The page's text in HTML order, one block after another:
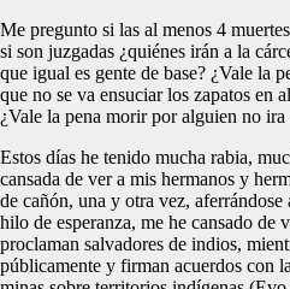
Me pregunto si las al menos 4
si son juzgadas ¿quiénes irán a la
que igual es gente de base? ¿Vale la
que no se va ensuciar los zapatos en
¿Vale la pena morir por alguien no
Estos días he tenido mucha rabia,
cansada de ver a mis hermanos y
de cañón, una y otra vez,
hilo de esperanza, me he cansado de
proclaman salvadores de indios,
públicamente y firman acuerdos con